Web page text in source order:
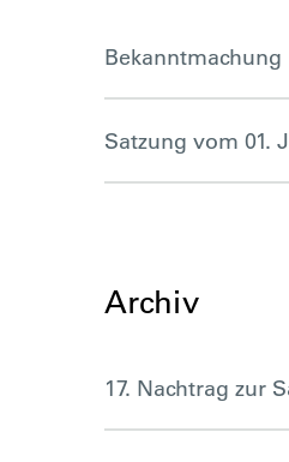
Bekanntmachung
Satzung vom 01.
Archiv
17. Nachtrag zur